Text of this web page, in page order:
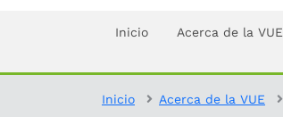
Inicio Acerca de la VUE
Inicio Acerca de la VUE